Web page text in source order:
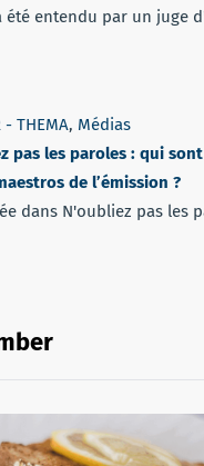
été entendu par un juge
- THEMA, Médias
pas les paroles : qui
de l’émission ?
dans N'oubliez pas les